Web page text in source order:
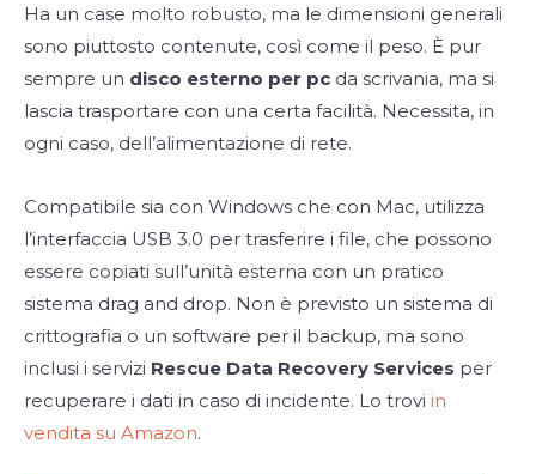
Ha un case molto robusto, ma le dimensioni generali
sono piuttosto contenute, così come il peso. È pur
sempre un disco esterno per pc da scrivania, ma si
lascia trasportare con una certa facilità. Necessita, in
ogni caso, dell’alimentazione di rete.
Compatibile sia con Windows che con Mac, utilizza
l’interfaccia USB 3.0 per trasferire i file, che possono
essere copiati sull’unità esterna con un pratico
sistema drag and drop. Non è previsto un sistema di
crittografia o un software per il backup, ma sono
inclusi i servizi Rescue Data Recovery Services per
recuperare i dati in caso di incidente. Lo trovi in
vendita su Amazon.